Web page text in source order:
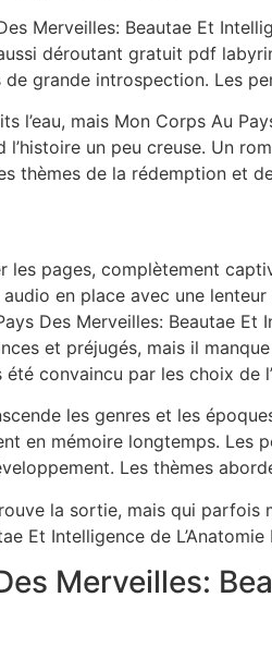
Merveilles: Beautae Et
déroutant gratuit pdf
grande introspection. Les
l’eau, mais Mon Corps Au
un peu creuse. Un
thèmes de la rédemption et
les pages, complètement
en place avec une
Des Merveilles: Beautae Et
et préjugés, mais il
été convaincu par les choix de
les genres et les
en mémoire longtemps.
Les thèmes
la sortie, mais qui
Et Intelligence de
Merveilles: